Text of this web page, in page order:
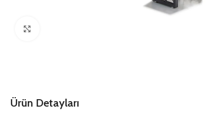
Ürün Detayları